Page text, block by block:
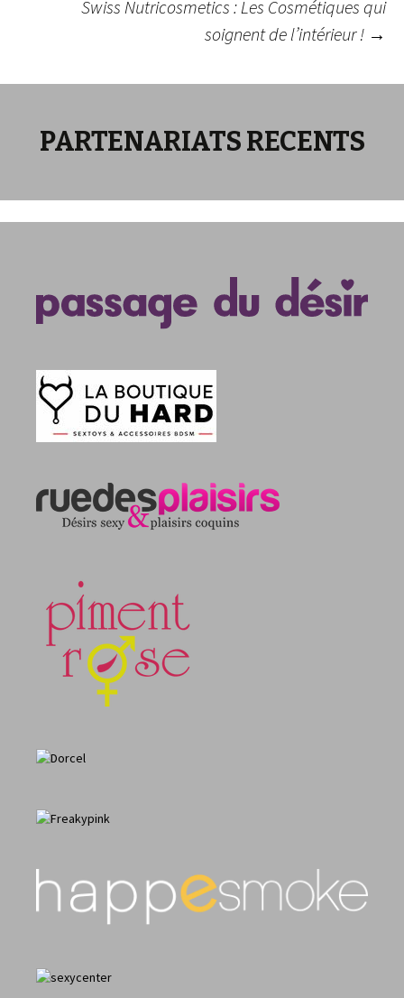
Swiss Nutricosmetics : Les Cosmétiques qui
soignent de l’intérieur ! →
PARTENARIATS RECENTS